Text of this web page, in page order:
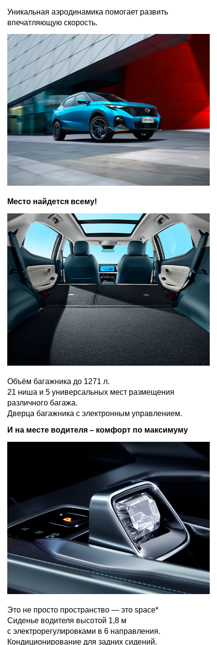
Уникальная аэродинамика помогает развить
впечатляющую скорость.
Место найдется всему!
Объём багажника до 1271 л.
21 ниша и 5 универсальных мест размещения
различного багажа.
Дверца багажника с электронным управлением.
И на месте водителя – комфорт по максимуму
Это не просто пространство — это space*
Сиденье водителя высотой 1,8 м
с электрорегулировками в 6 направления.
Кондиционирование для задних сидений.